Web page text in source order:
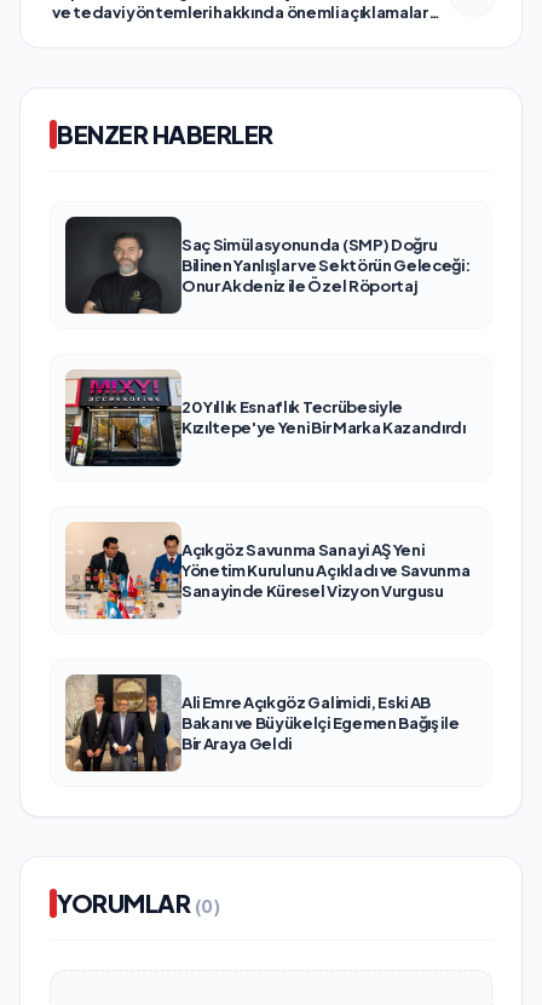
ve tedavi yöntemleri hakkında önemli açıklamalarda
BENZER HABERLER
Saç Simülasyonunda (SMP) Doğru
Bilinen Yanlışlar ve Sektörün Geleceği:
Onur Akdeniz ile Özel Röportaj
20 Yıllık Esnaflık Tecrübesiyle
Kızıltepe'ye Yeni Bir Marka Kazandırdı
Açıkgöz Savunma Sanayi AŞ Yeni
Yönetim Kurulunu Açıkladı ve Savunma
Sanayinde Küresel Vizyon Vurgusu
Ali Emre Açıkgöz Galimidi, Eski AB
Bakanı ve Büyükelçi Egemen Bağış ile
Bir Araya Geldi
YORUMLAR (0)